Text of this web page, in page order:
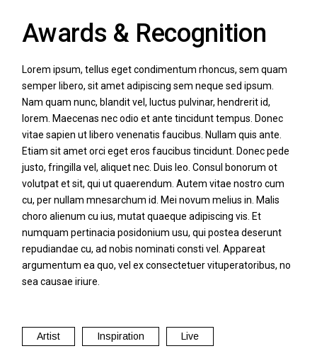
Awards & Recognition
Lorem ipsum, tellus eget condimentum rhoncus, sem quam
semper libero, sit amet adipiscing sem neque sed ipsum.
Nam quam nunc, blandit vel, luctus pulvinar, hendrerit id,
lorem. Maecenas nec odio et ante tincidunt tempus. Donec
vitae sapien ut libero venenatis faucibus. Nullam quis ante.
Etiam sit amet orci eget eros faucibus tincidunt. Donec pede
justo, fringilla vel, aliquet nec. Duis leo. Consul bonorum ot
volutpat et sit, qui ut quaerendum. Autem vitae nostro cum
cu, per nullam mnesarchum id. Mei novum melius in. Malis
choro alienum cu ius, mutat quaeque adipiscing vis. Et
numquam pertinacia posidonium usu, qui postea deserunt
repudiandae cu, ad nobis nominati consti vel. Appareat
argumentum ea quo, vel ex consectetuer vituperatoribus, no
sea causae iriure.
Artist Inspiration Live